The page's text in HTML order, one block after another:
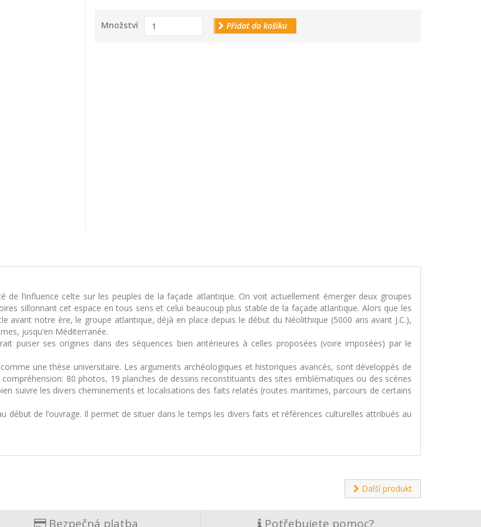
Množství Přidat do košíku
de l’influence celte sur les peuples de la façade atlantique. On voit actuellement émerger deux groupes
sillonnant cet espace en tous sens et celui beaucoup plus stable de la façade atlantique. Alors que les
avant notre ère, le groupe atlantique, déjà en place depuis le début du Néolithique (5000 ans avant J.C.),
jusqu’en Méditerranée.
puiser ses origines dans des séquences bien antérieures à celles proposées (voire imposées) par le
une thèse universitaire. Les arguments archéologiques et historiques avancés, sont développés de
80 photos, 19 planches de dessins reconstituants des sites emblématiques ou des scènes
suivre les divers cheminements et localisations des faits relatés (routes maritimes, parcours de certains
début de l’ouvrage. Il permet de situer dans le temps les divers faits et références culturelles attribués au
Další produkt
Bezpečná platba Potřebujete pomoc?